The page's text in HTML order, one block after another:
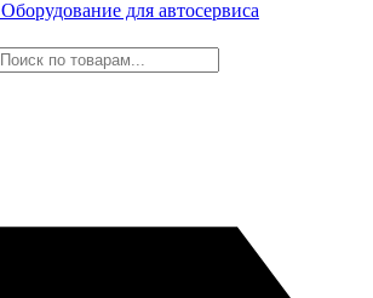
Оборудование для автосервиса